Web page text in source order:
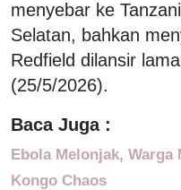
menyebar ke
Selatan, bahkan
Redfield dilansir
(25/5/2026).
Baca Juga :
Ebola Melonjak,
Kongo Chaos